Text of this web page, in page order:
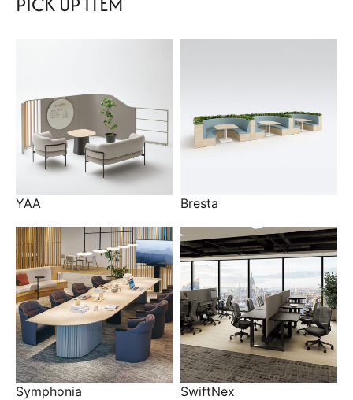
YAA Bresta
Symphonia SwiftNex